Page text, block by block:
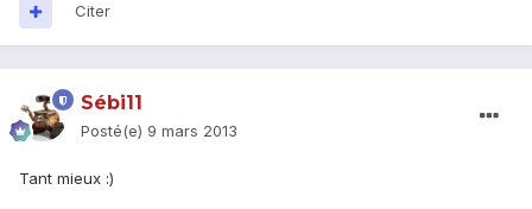
Citer
Sébi11
Posté(e) 9 mars 2013
Tant mieux :)